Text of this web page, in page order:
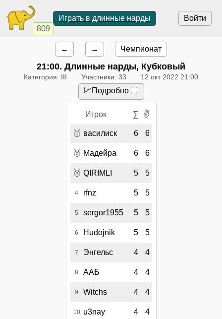
809
Войти
Играть в длинные нарды
← → Чемпионат
21:00. Длинные нарды, Кубковый
Категория: III Участники: 33 12 окт 2022 21:00
📈Подробно
Игрок ∑ ✌
🥇 василиск 6 6
🥈 Мадейра 6 6
🥉 QIRIMLI 5 5
4 rfnz 5 5
5 sergor1955 5 5
6 Hudojnik 5 5
7 Энгельс 4 4
8 ААБ 4 4
9 Witchs 4 4
10 u3nay 4 4